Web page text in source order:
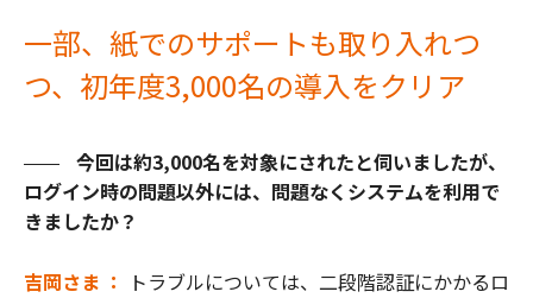
一部、紙でのサポートも取り入れつ
つ、初年度3,000名の導入をクリア
今回は約3,000名を対象にされたと伺いましたが、
ログイン時の問題以外には、問題なくシステムを利用で
きましたか？
吉岡さま ：
トラブルについては、二段階認証にかかるロ